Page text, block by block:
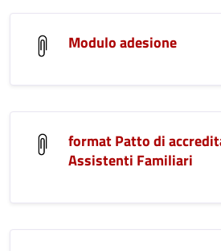
Modulo adesione
format Patto di
Assistenti Familiari